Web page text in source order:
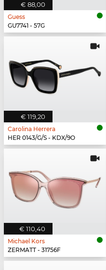
€ 88,00
Guess
GU7741 - 57G
€ 119,20
Carolina Herrera
HER 0143/G/S - KDX/9O
€ 110,40
Michael Kors
ZERMATT - 31756F